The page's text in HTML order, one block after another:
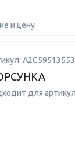
и цену
A2C59513553
для